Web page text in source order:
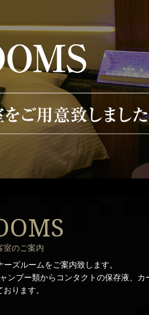
室のご案内
ズルームをご案内致します。
プー類からコンタクトの保存液、
おります。